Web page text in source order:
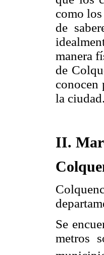
como
de
manera
de
conocen
la ciudad.
II.
Se
metros